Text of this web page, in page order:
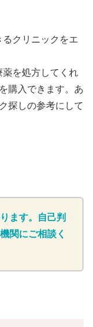
クリニックをエ
を処方してくれ
購入できます。あ
探しの参考にして
ます。自己判
関にご相談く